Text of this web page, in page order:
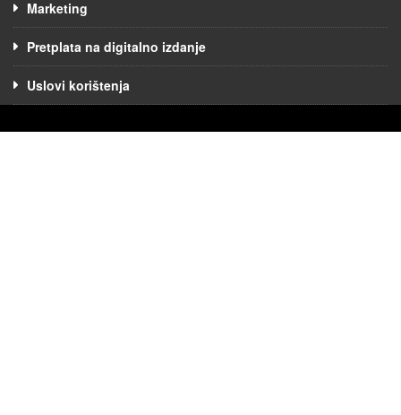
Marketing
Pretplata na digitalno izdanje
Uslovi korištenja